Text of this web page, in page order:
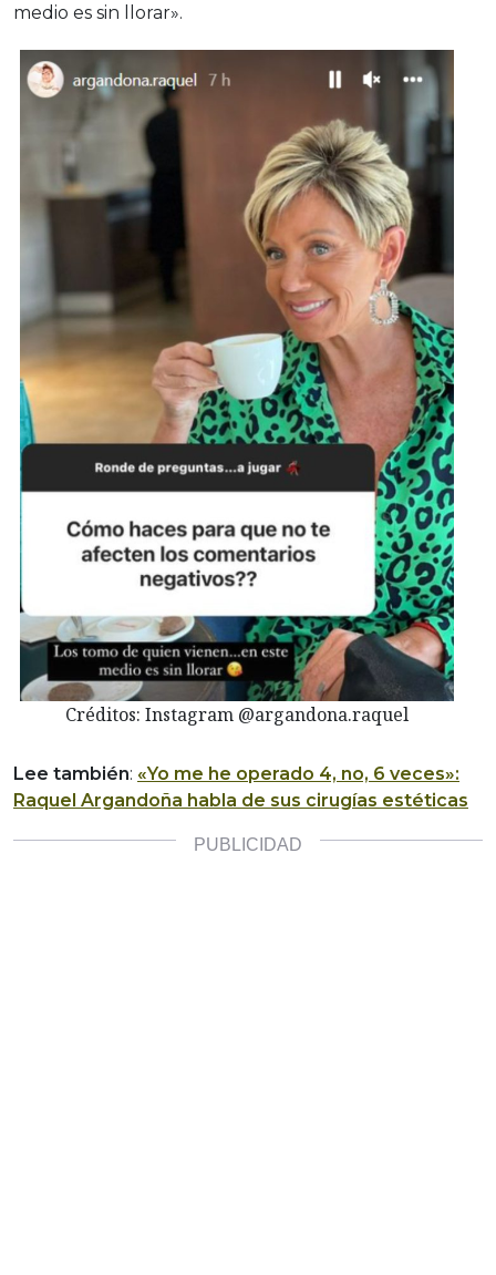
medio es sin llorar».
Créditos: Instagram @argandona.raquel
Lee también: «Yo me he operado 4, no, 6 veces»:
Raquel Argandoña habla de sus cirugías estéticas